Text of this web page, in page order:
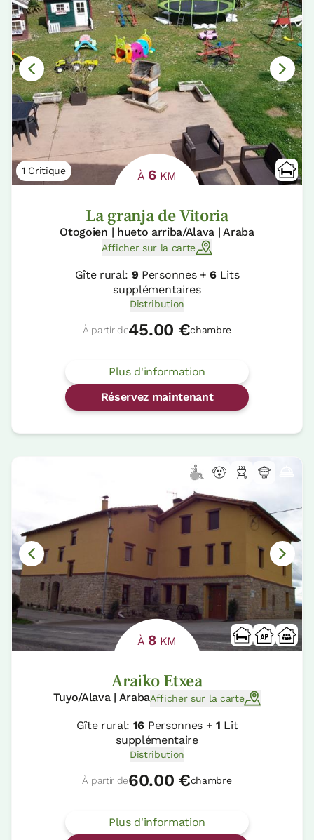
1 Critique À 6 KM
La granja de Vitoria
Otogoien | hueto arriba/Alava | Araba
Afficher sur la carte
Gîte rural: 9 Personnes +6Lits
supplémentaires
Distribution
À partir de45.00 €chambre
Plus d'information
Réservez maintenant
À 8 KM
Araiko Etxea
Tuyo/Alava | ArabaAfficher sur la carte
Gîte rural: 16 Personnes + 1 Lit
supplémentaire
Distribution
À partir de60.00 €chambre
Plus d'information